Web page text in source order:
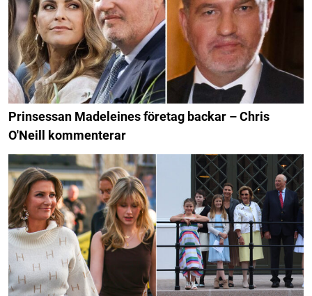
Prinsessan Madeleines företag backar – Chris
O'Neill kommenterar